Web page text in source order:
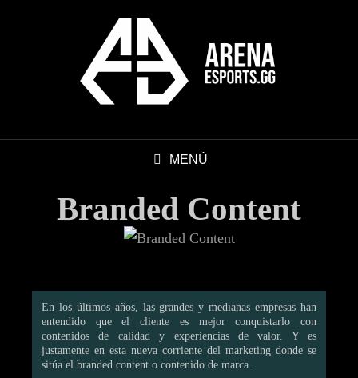
MENÚ
Branded Content
En los últimos años, las grandes y medianas empresas han
entendido que el cliente es mejor conquistarlo con
contenidos de calidad y experiencias de valor. Y es
justamente en esta nueva corriente del marketing donde se
sitúa el branded content o contenido de marca.